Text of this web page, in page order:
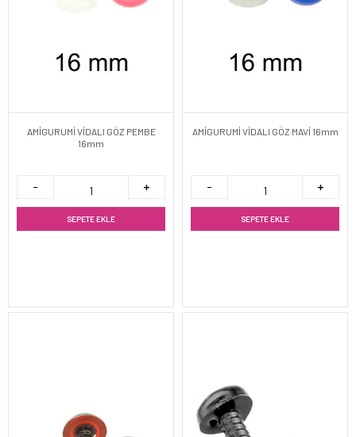
AMİGURUMİ VİDALI GÖZ PEMBE
16mm
SEPETE EKLE
AMİGURUMİ VİDALI GÖZ MAVİ 16mm
SEPETE EKLE